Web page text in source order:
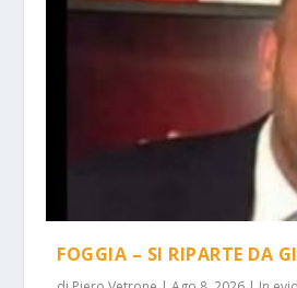
FOGGIA – SI RIPARTE DA